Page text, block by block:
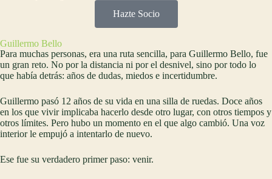
Hazte Socio
Guillermo Bello
Para muchas personas, era una ruta sencilla, para Guillermo Bello, fue
un gran reto. No por la distancia ni por el desnivel, sino por todo lo
que había detrás: años de dudas, miedos e incertidumbre.
Guillermo pasó 12 años de su vida en una silla de ruedas. Doce años
en los que vivir implicaba hacerlo desde otro lugar, con otros tiempos y
otros límites. Pero hubo un momento en el que algo cambió. Una voz
interior le empujó a intentarlo de nuevo.
Ese fue su verdadero primer paso: venir.